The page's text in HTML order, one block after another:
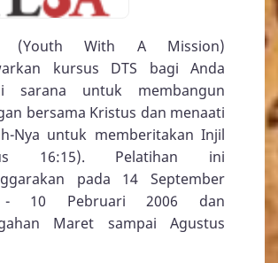
(Youth With A Mission)
kursus DTS bagi Anda
sarana untuk membangun
bersama Kristus dan menaati
Nya untuk memberitakan Injil
16:15). Pelatihan ini
pada 14 September
- 10 Pebruari 2006 dan
Maret sampai Agustus